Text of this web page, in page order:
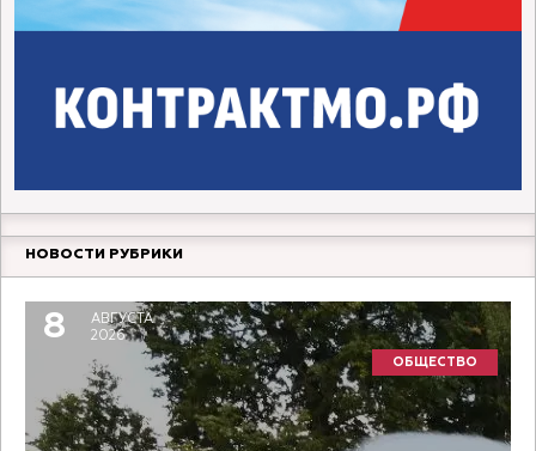
НОВОСТИ РУБРИКИ
8
АВГУСТА
2026
ОБЩЕСТВО